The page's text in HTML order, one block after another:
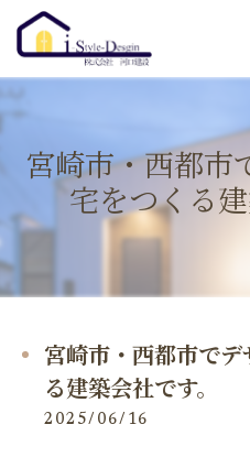
宮崎市・西都市
宅をつくる建
宮崎市・西都市でデ
る建築会社です。
2025/06/16